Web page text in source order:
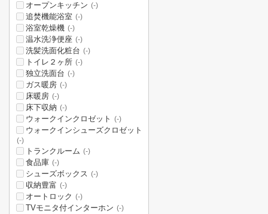
オープンキッチン (-)
追焚機能浴室 (-)
浴室乾燥機 (-)
温水洗浄便座 (-)
洗髪洗面化粧台 (-)
トイレ２ヶ所 (-)
独立洗面台 (-)
ガス暖房 (-)
床暖房 (-)
床下収納 (-)
ウォークインクロゼット (-)
ウォークインシューズクロゼット
(-)
トランクルーム (-)
食品庫 (-)
シューズボックス (-)
収納豊富 (-)
オートロック (-)
TVモニタ付インターホン (-)